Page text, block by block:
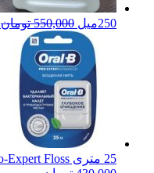
250میل
550,000 تومان
25 متری Oral-B Pro-Expert Floss